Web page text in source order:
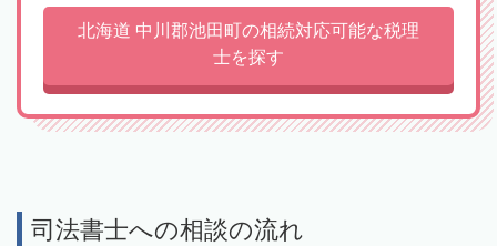
北海道 中川郡池田町の相続対応可能な税理
士を探す
司法書士への相談の流れ